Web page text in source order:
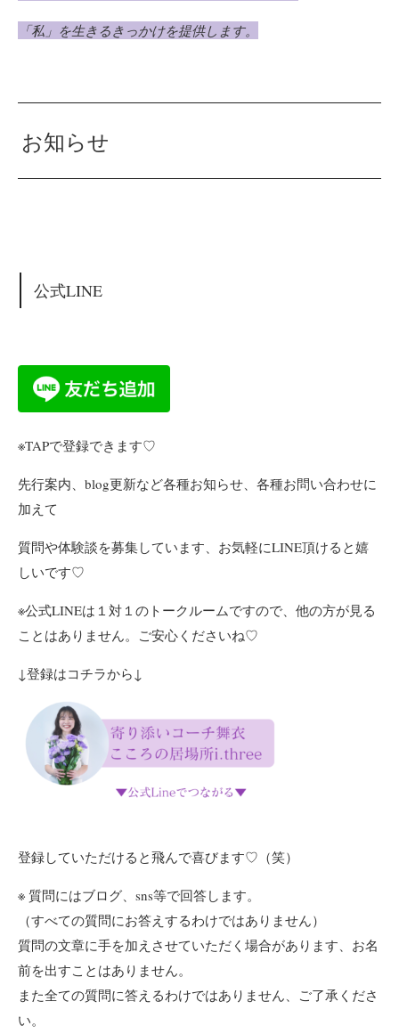
「私」を生きるきっかけを提供します。
お知らせ
公式LINE
※TAPで登録できます♡
先行案内、blog更新など各種お知らせ、各種お問い合わせに
加えて
質問や体験談を募集しています、お気軽にLINE頂けると嬉
しいです♡
※公式LINEは１対１のトークルームですので、他の方が見る
ことはありません。ご安心くださいね♡
↓登録はコチラから↓
登録していただけると飛んで喜びます♡（笑）
※ 質問にはブログ、sns等で回答します。
（すべての質問にお答えするわけではありません）
質問の文章に手を加えさせていただく場合があります、お名
前を出すことはありません。
また全ての質問に答えるわけではありません、ご了承くださ
い。